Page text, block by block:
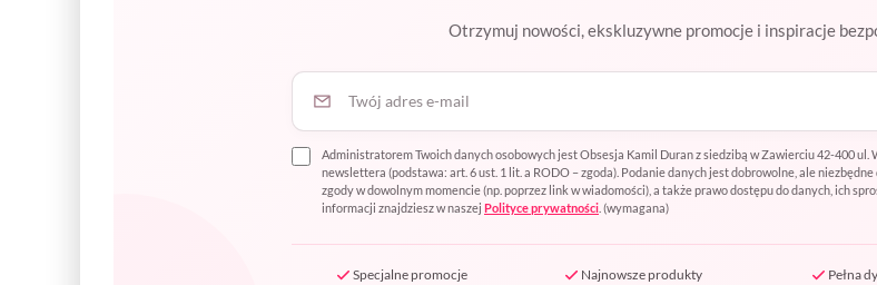
Otrzymuj nowości, ekskluzywne promocje i inspiracje
Twój adres e-mail
Administratorem Twoich danych osobowych jest Obsesja Kamil Duran z siedzibą w Zawierciu 42-400
newslettera (podstawa: art. 6 ust. 1 lit. a RODO – zgoda). Podanie danych jest dobrowolne, ale
zgody w dowolnym momencie (np. poprzez link w wiadomości), a także prawo dostępu do danych, ich
informacji znajdziesz w naszej Polityce prywatności (wymagana)
Specjalne promocje Najnowsze produkty Pełna